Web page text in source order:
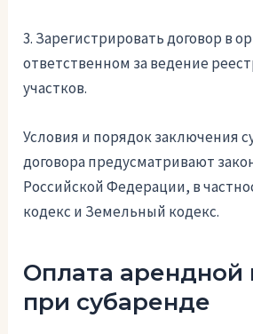
3. Зарегистрировать договор в
ответственном за ведение
участков.
Условия и порядок заключения
договора предусматривают
Российской Федерации, в
кодекс и Земельный кодекс.
Оплата арендной
при субаренде